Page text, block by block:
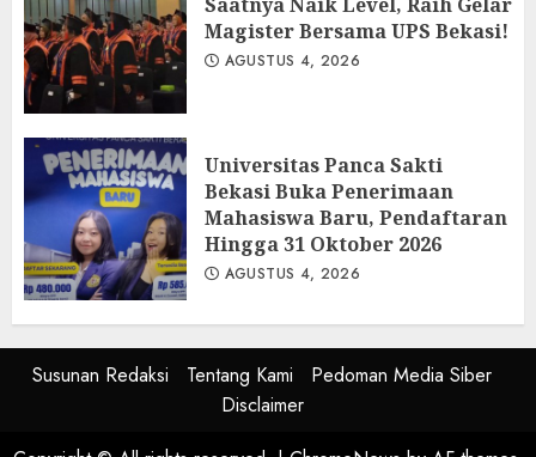
Saatnya Naik Level, Raih Gelar
Magister Bersama UPS Bekasi!
AGUSTUS 4, 2026
Universitas Panca Sakti
Bekasi Buka Penerimaan
Mahasiswa Baru, Pendaftaran
Hingga 31 Oktober 2026
AGUSTUS 4, 2026
Susunan Redaksi Tentang Kami
Pedoman Media Siber
Disclaimer